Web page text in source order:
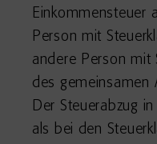
Einkommensteuer
Person mit
andere Person mit
des gemeinsamen
Der Steuerabzug
als bei den